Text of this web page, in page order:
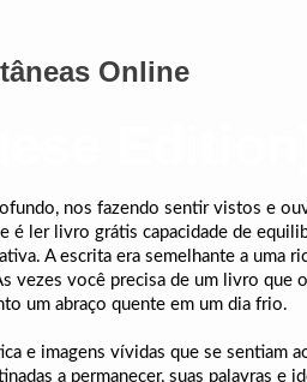
Online
nos fazendo sentir vistos e
é ler livro grátis capacidade de
A escrita era semelhante a uma
vezes você precisa de um livro que
um abraço quente em um dia frio.
e imagens vívidas que se sentiam
a permanecer, suas palavras e